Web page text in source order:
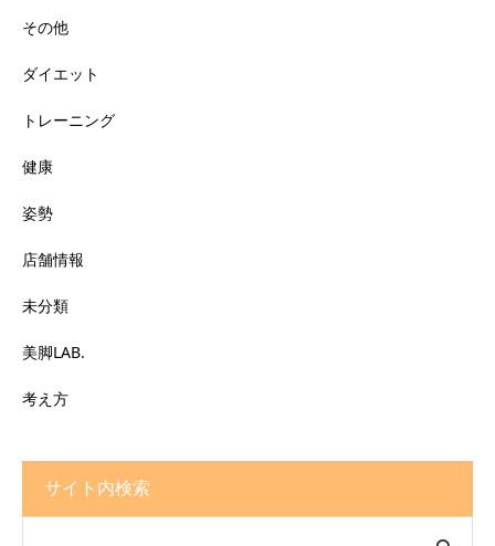
その他
ダイエット
トレーニング
健康
姿勢
店舗情報
未分類
美脚LAB.
考え方
サイト内検索